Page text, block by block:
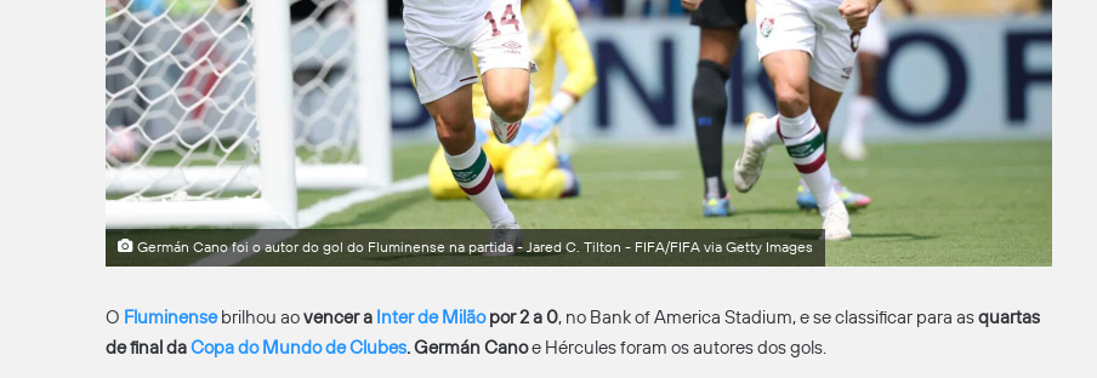
Germán Cano foi o autor do gol do Fluminense na partida - Jared C. Tilton - FIFA/FIFA via Getty Images
O Fluminensebrilhou aovencer a Inter de Milãopor 2 a 0, no Bank of America Stadium, e se classificar para asquartas
de final daCopa do Mundo de Clubes. Germán Canoe Hércules foram os autores dos gols.